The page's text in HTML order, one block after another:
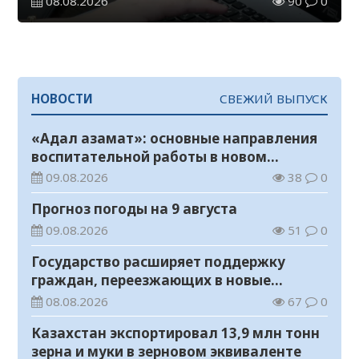
НОВОСТИ СВЕЖИЙ ВЫПУСК
«Адал азамат»: основные направления
воспитательной работы в новом
учебном году
09.08.2026 38 0
Прогноз погоды на 9 августа
09.08.2026 51 0
Государство расширяет поддержку
граждан, переезжающих в новые
регионы для работы
08.08.2026 67 0
Казахстан экспортировал 13,9 млн тонн
зерна и муки в зерновом эквиваленте